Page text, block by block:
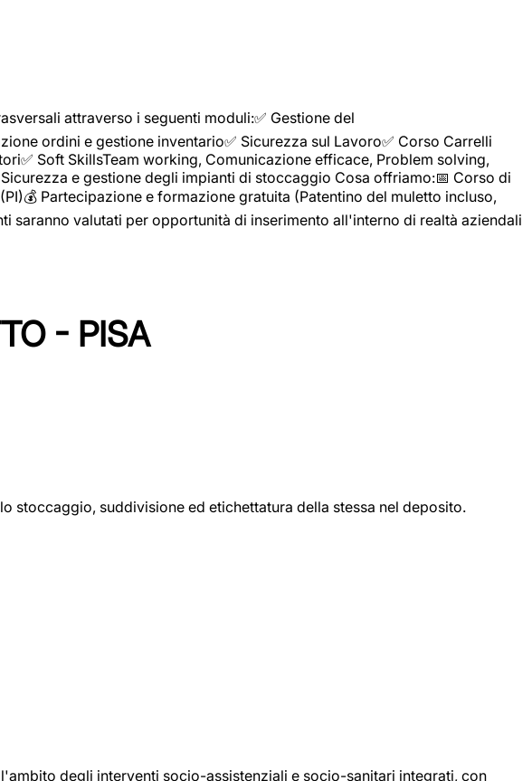
attraverso i seguenti moduli:✅ Gestione del
ordini e gestione inventario✅ Sicurezza sul Lavoro✅ Corso Carrelli
Soft SkillsTeam working, Comunicazione efficace, Problem solving,
e gestione degli impianti di stoccaggio Cosa offriamo:📅 Corso di
Partecipazione e formazione gratuita (Patentino del muletto incluso,
valutati per opportunità di inserimento all'interno di realtà aziendali
- PISA
stoccaggio, suddivisione ed etichettatura della stessa nel deposito.
degli interventi socio-assistenziali e socio-sanitari integrati, con